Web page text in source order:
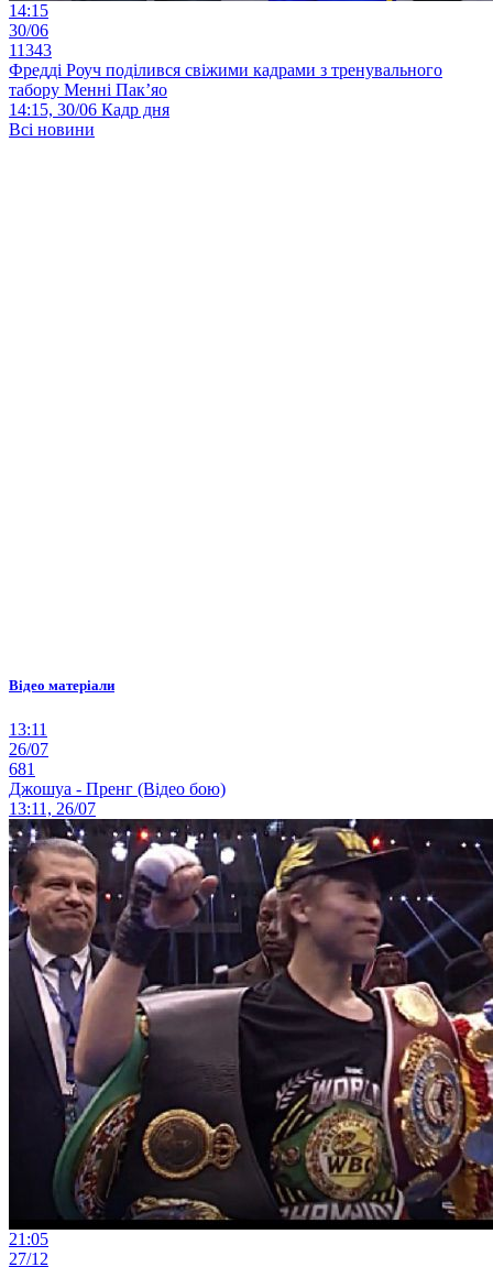
14:15
30/06
11343
Фредді Роуч поділився свіжими кадрами з тренувального
табору Менні Пак’яо
14:15, 30/06 Кадр дня
Всі новини
Відео матеріали
13:11
26/07
681
Джошуа - Пренг (Відео бою)
13:11, 26/07
21:05
27/12